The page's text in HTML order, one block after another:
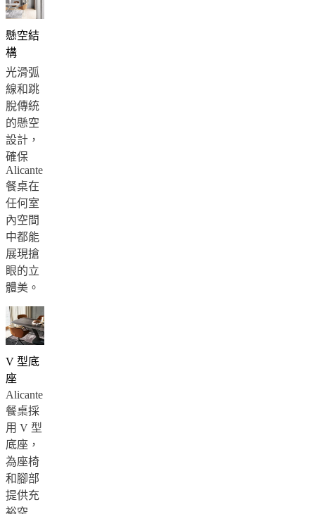
毯
家
飾
收
藏
沙
发
系
列
表
集
合
椅
子
系
列
Armchair
collections
存
储
集
合
配
饰
系
列
Fabric
and
leather
collection
懸空結
構
光滑弧
線和跳
脫傳統
的懸空
設計，
確保
Alicante
餐桌在
任何室
內空間
中都能
展現搶
眼的立
體美。
V 型底
座
Alicante
餐桌採
用 V 型
底座，
為座椅
和腳部
提供充